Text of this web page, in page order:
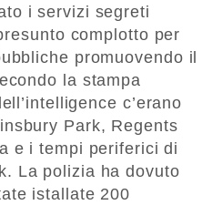
i servizi segreti
complotto per
promuovendo il
la stampa
c’erano
Park, Regents
e i tempi periferici di
La polizia ha dovuto
istallate 200